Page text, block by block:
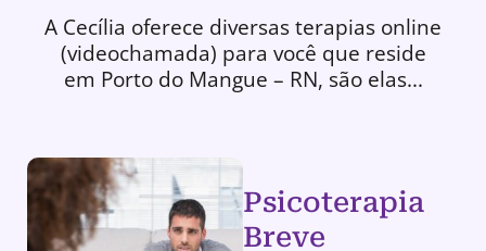
A Cecília oferece diversas terapias online
(videochamada) para você que reside
em Porto do Mangue – RN, são elas...
Psicoterapia
Breve